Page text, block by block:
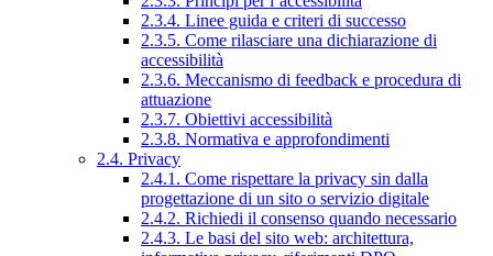
2.3.4. Linee guida e criteri di successo
2.3.5. Come rilasciare una dichiarazione di
accessibilità
2.3.6. Meccanismo di feedback e procedura di
attuazione
2.3.7. Obiettivi accessibilità
2.3.8. Normativa e approfondimenti
2.4. Privacy
2.4.1. Come rispettare la privacy sin dalla
progettazione di un sito o servizio digitale
2.4.2. Richiedi il consenso quando necessario
2.4.3. Le basi del sito web: architettura,